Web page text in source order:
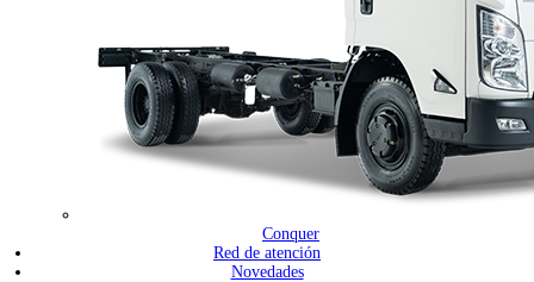
Conquer
Red de atención
Novedades